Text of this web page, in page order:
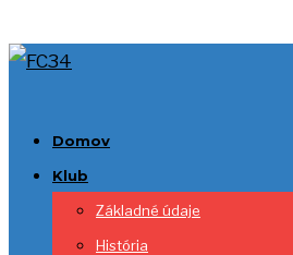
Domov
Klub
Základné údaje
História